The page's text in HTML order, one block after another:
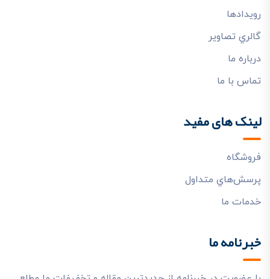
رويدادها
گالري تصاوير
درباره ما
تماس با ما
لینک های مفید
فروشگاه
پرسش‌هاي متداول
خدمات ما
خبرنامه ما